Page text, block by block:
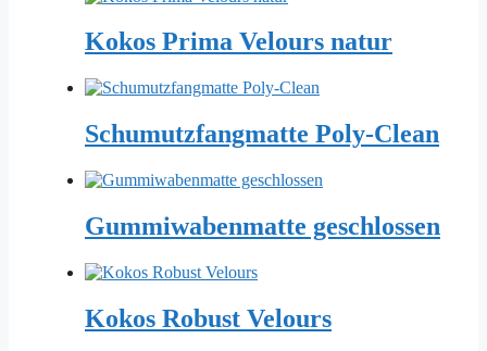
Kokos Prima Velours natur
Schumutzfangmatte Poly-Clean
Gummiwabenmatte geschlossen
Kokos Robust Velours